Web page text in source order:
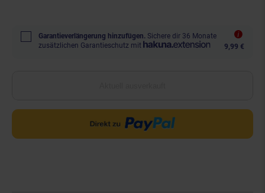
Garantieverlängerung hinzufügen. Sichere dir 36 Monate
zusätzlichen Garantieschutz mit
9,99 €